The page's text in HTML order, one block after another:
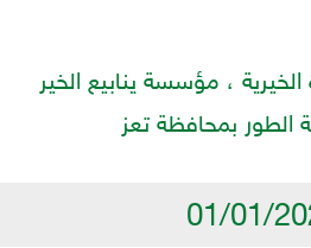
الخيرية ، مؤسسة ينابيع الخير
الطور بمحافظة تعز